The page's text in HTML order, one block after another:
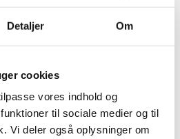
Detaljer Om
cookies
vores indhold og
til sociale medier og til
Vi deler også oplysninger om